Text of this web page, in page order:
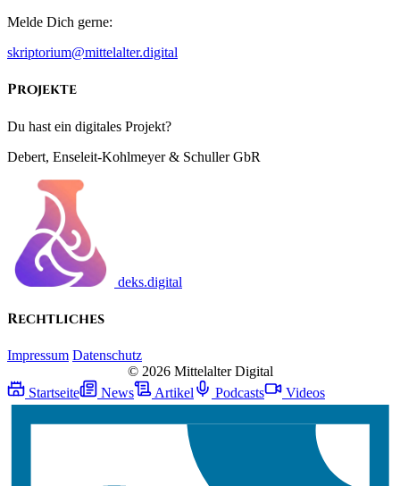
Melde Dich gerne:
skriptorium@mittelalter.digital
Projekte
Du hast ein digitales Projekt?
Debert, Enseleit-Kohlmeyer & Schuller GbR
deks.digital
Rechtliches
Impressum Datenschutz
© 2026 Mittelalter Digital
Startseite
News Artikel Podcasts Videos